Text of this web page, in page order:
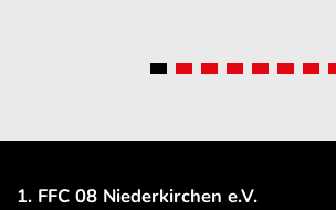
1. FFC 08 Niederkirchen e.V.